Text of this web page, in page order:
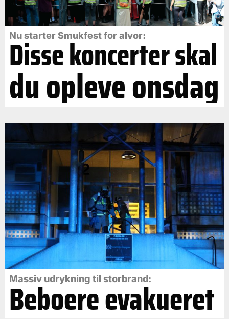
Nu starter Smukfest for alvor:
Disse koncerter skal
du opleve onsdag
Massiv udrykning til storbrand:
Beboere evakueret